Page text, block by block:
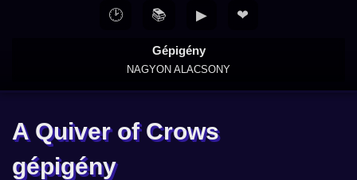
Gépigény
NAGYON ALACSONY
🕑 📚 ▶ ❤
A Quiver of Crows
gépigény